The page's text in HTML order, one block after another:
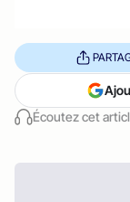
Écoutez cet